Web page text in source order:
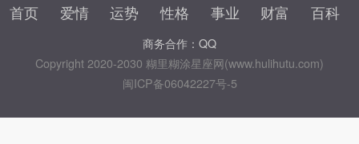
首页 爱情 运势 性格 事业 财富 百科
商务合作：QQ
Copyright 2020-2030 糊里糊涂星座网(www.hulihutu.com)
闽ICP备06042227号-5